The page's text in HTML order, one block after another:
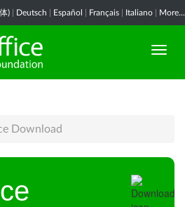
) Deutsch Español Français Italiano More...
Download